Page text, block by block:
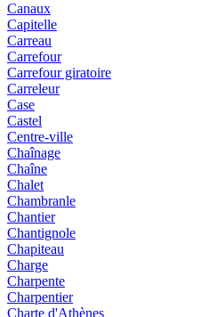
Canaux
Capitelle
Carreau
Carrefour
Carrefour giratoire
Carreleur
Case
Castel
Centre-ville
Chaînage
Chaîne
Chalet
Chambranle
Chantier
Chantignole
Chapiteau
Charge
Charpente
Charpentier
Charte d'Athènes